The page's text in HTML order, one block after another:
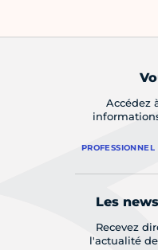
Accédez
PROFESSIONNEL
Les
Recevez
l'actualité